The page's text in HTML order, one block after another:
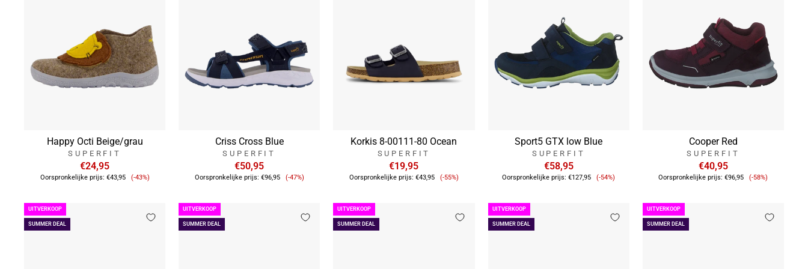
Happy Octi Beige/grau
SUPERFIT
€24,95
Oorspronkelijke prijs: €43,95 Verkoopprijs
(-43%)
Criss Cross Blue
SUPERFIT
€50,95
Oorspronkelijke prijs: €96,95 Verkoopprijs
(-47%)
Korkis 8-00111-80 Ocean
SUPERFIT
€19,95
Oorspronkelijke prijs: €43,95 Verkoopprijs
(-55%)
Sport5 GTX low Blue
SUPERFIT
€58,95
Oorspronkelijke prijs:€127,95 Verkoopprijs
(-54%)
Cooper Red
SUPERFIT
€40,95
Oorspronkelijke prijs:€96,95 Verkoopprijs
(-58%)
SUMMER DEAL
UITVERKOOP
SUMMER DEAL
UITVERKOOP
SUMMER DEAL
UITVERKOOP
SUMMER DEAL
UITVERKOOP
SUMMER DEAL
UITVERKOOP